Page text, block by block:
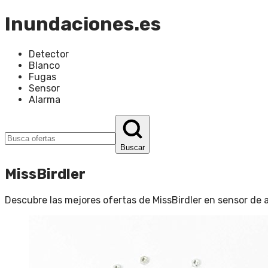
Inundaciones.es
Detector
Blanco
Fugas
Sensor
Alarma
Buscar
MissBirdler
Descubre las mejores ofertas de MissBirdler en sensor de